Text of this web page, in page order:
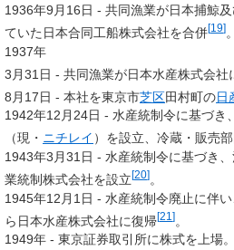
1936年9月16日 - 共同漁業が日本捕鯨
ていた日本合同工船株式会社を合併[19] 。
1937年
3月31日 - 共同漁業が日本水産株式会社
8月17日 - 本社を東京市芝区田村町の日
1942年12月24日 - 水産統制令に基づき
（現・ ニチレイ ）を設立、冷蔵・販売
1943年3月31日 - 水産統制令に基づき
業統制株式会社を設立[20] 。
1945年12月1日 - 水産統制令廃止に伴
ら 日本水産株式会社に復帰[21 ]。
1949年 - 東京証券取引所に株式を上場。